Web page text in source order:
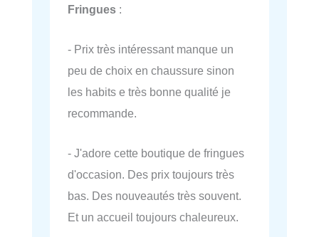
Fringues :
- Prix très intéressant manque un
peu de choix en chaussure sinon
les habits e très bonne qualité je
recommande.
- J'adore cette boutique de fringues
d'occasion. Des prix toujours très
bas. Des nouveautés très souvent.
Et un accueil toujours chaleureux.